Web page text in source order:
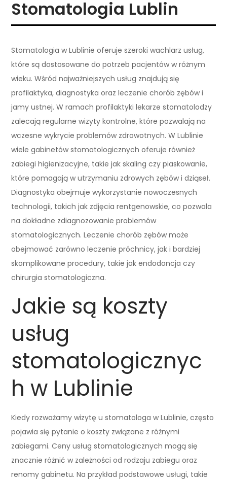
Stomatologia Lublin
Stomatologia w Lublinie oferuje szeroki wachlarz usług,
które są dostosowane do potrzeb pacjentów w różnym
wieku. Wśród najważniejszych usług znajdują się
profilaktyka, diagnostyka oraz leczenie chorób zębów i
jamy ustnej. W ramach profilaktyki lekarze stomatolodzy
zalecają regularne wizyty kontrolne, które pozwalają na
wczesne wykrycie problemów zdrowotnych. W Lublinie
wiele gabinetów stomatologicznych oferuje również
zabiegi higienizacyjne, takie jak skaling czy piaskowanie,
które pomagają w utrzymaniu zdrowych zębów i dziąseł.
Diagnostyka obejmuje wykorzystanie nowoczesnych
technologii, takich jak zdjęcia rentgenowskie, co pozwala
na dokładne zdiagnozowanie problemów
stomatologicznych. Leczenie chorób zębów może
obejmować zarówno leczenie próchnicy, jak i bardziej
skomplikowane procedury, takie jak endodoncja czy
chirurgia stomatologiczna.
Jakie są koszty
usług
stomatologicznyc
h w Lublinie
Kiedy rozważamy wizytę u stomatologa w Lublinie, często
pojawia się pytanie o koszty związane z różnymi
zabiegami. Ceny usług stomatologicznych mogą się
znacznie różnić w zależności od rodzaju zabiegu oraz
renomy gabinetu. Na przykład podstawowe usługi, takie